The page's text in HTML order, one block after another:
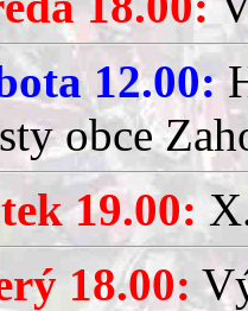
12.00:
obce
19.00:
18.00: